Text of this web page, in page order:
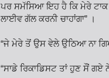
ਪਰ ਸਮੱਸਿਆ ਇਹ ਹੈ ਕਿ ਮੇਰੇ ਟਾਕ
ਲਾਈਵ ਗੱਲ ਕਰਨੀ ਚਾਹਾਂਗਾ” ।
“ਜੇ ਮੇਰੇ ਤੋਂ ਉਸ ਵੇਲੇ ਉਠਿਆ ਨਾ
“ਸਾਡੇ ਰਿਕਾਡਿਸਟ ਤਾਂ ਹੁਣ ਸੌਂ